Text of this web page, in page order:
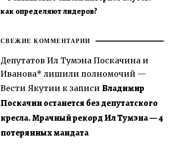
как определяют лидеров?
СВЕЖИЕ КОММЕНТАРИИ
Депутатов Ил Тумэна Поскачина и
Иванова* лишили полномочий —
Вести Якутии к записи Владимир
Поскачин останется без депутатского
кресла. Мрачный рекорд Ил Тумэна — 4
потерянных мандата